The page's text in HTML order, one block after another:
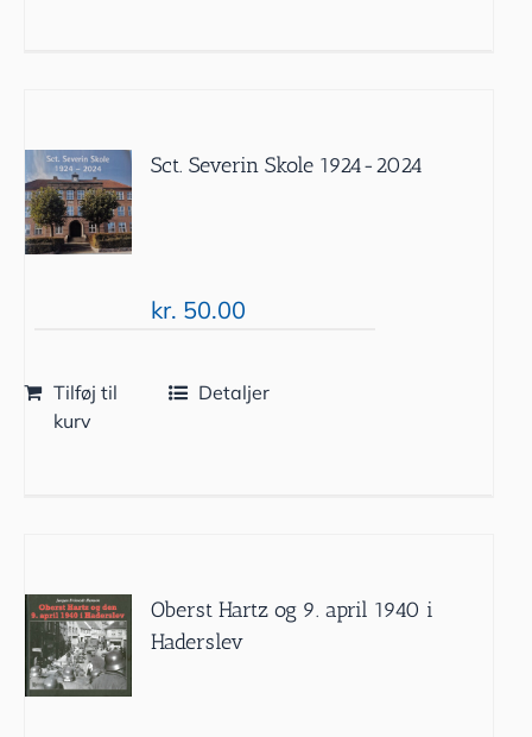
Sct. Severin Skole 1924-2024
kr. 50.00
Tilføj til
kurv
Detaljer
Oberst Hartz og 9. april 1940 i
Haderslev